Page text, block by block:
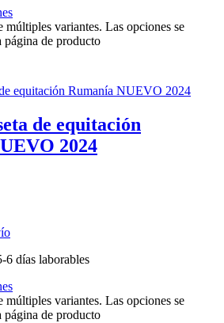
múltiples variantes. Las opciones se
página de producto
de equitación
2024
6 días laborables
múltiples variantes. Las opciones se
página de producto